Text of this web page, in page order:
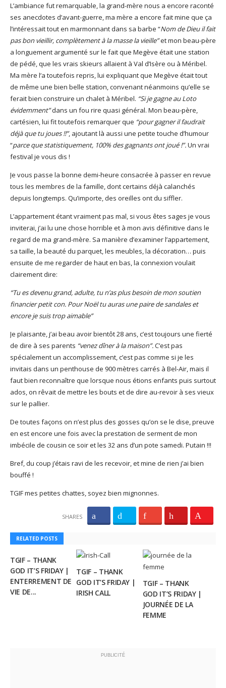
L’ambiance fut remarquable, la grand-mère nous a encore raconté
ses anecdotes d’avant-guerre, ma mère a encore fait mine que ça
l’intéressait tout en marmonnant dans sa barbe “Nom de Dieu il fait
pas bon vieillir, complètement à la masse la vieille”et mon beau-père
a longuement argumenté sur le fait que Megève était une station
de pédé, que les vrais skieurs allaient à Val d’Isère ou à Méribel.
Ma mère l’a toutefois repris, lui expliquant que Megève était tout
de même une bien belle station, convenant néanmoins qu’elle se
ferait bien construire un chalet à Méribel. “Si je gagne au Loto
évidemment”dans un fou rire quasi général. Mon beau-père,
cartésien, lui fit toutefois remarquer que “pour gagner il faudrait
déjà que tu joues !!”, ajoutant là aussi une petite touche d’humour
“parce que statistiquement, 100% des gagnants ont joué !”.Un vrai
festival je vous dis !
Je vous passe la bonne demi-heure consacrée à passer en revue
tous les membres de la famille, dont certains déjà calanchés
depuis longtemps. Qu’importe, des oreilles ont du siffler.
L’appartement étant vraiment pas mal, si vous êtes sages je vous
inviterai, j’ai lu une chose horrible et à mon avis définitive dans le
regard de ma grand-mère. Sa manière d’examiner l’appartement,
sa taille, la beauté du parquet, les meubles, la décoration… puis
ensuite de me regarder de haut en bas, la connexion voulait
clairement dire:
“Tu es devenu grand, adulte, tu n’as plus besoin de mon soutien
financier petit con. Pour Noël tu auras une paire de sandales et
encore je suis trop aimable”
Je plaisante, j’ai beau avoir bientôt 28 ans, c’est toujours une fierté
de dire à ses parents “venez dîner à la maison”.C’est pas
spécialement un accomplissement, c’est pas comme si je les
invitais dans un penthouse de 900 mètres carrés à Bel-Air, mais il
faut bien reconnaître que lorsque nous étions enfants puis surtout
ados, on rêvait de mettre les bouts et de dire au-revoir à ses vieux
sur le pallier.
De toutes façons on n’est plus des gosses qu’on se le dise, preuve
en est encore une fois avec la prestation de serment de mon
imbécile de cousin ce soir et les 32 ans d’un pote samedi. Putain !!!
Bref, du coup j’étais ravi de les recevoir, et mine de rien j’ai bien
bouffé !
TGIF mes petites chattes, soyez bien mignonnes.
SHARES
RELATED POSTS
TGIF – THANK
GOD IT’S FRIDAY |
ENTERREMENT DE
VIE DE...
TGIF – THANK
GOD IT’S FRIDAY |
IRISH CALL
TGIF – THANK
GOD IT’S FRIDAY |
JOURNÉE DE LA
FEMME
PUBLICITÉ